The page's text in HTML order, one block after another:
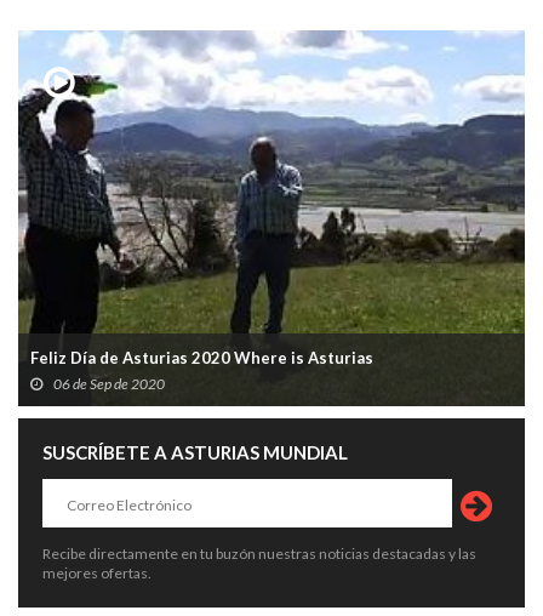
Feliz Día de Asturias 2020 Where is Asturias
06 de Sep de 2020
SUSCRÍBETE A ASTURIAS MUNDIAL
Recibe directamente en tu buzón nuestras noticias destacadas y las
mejores ofertas.